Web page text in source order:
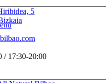
5
/ 17:30-20:00